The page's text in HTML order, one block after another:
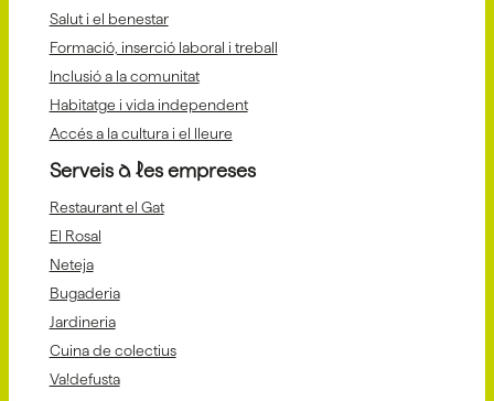
Salut i el benestar
Formació, inserció laboral i treball
Inclusió a la comunitat
Habitatge i vida independent
Accés a la cultura i el lleure
Serveis a les empreses
Restaurant el Gat
El Rosal
Neteja
Bugaderia
Jardineria
Cuina de colectius
Va!defusta